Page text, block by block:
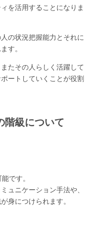
を活用することになりま
の状況把握能力とそれに
す。
たその人らしく活躍して
ートしていくことが役割
階級について
です。
ュニケーション手法や、
身につけられます。